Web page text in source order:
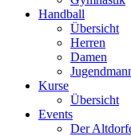
Handball
Übersicht
Herren
Damen
Kurse
Übersicht
Events
Der